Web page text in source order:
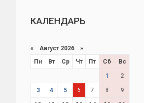
КАЛЕНДАРЬ
« Август 2026 »
Пн
Вт Ср Чт Пт Сб Вс
1 2
3 4 5 6 7 8 9